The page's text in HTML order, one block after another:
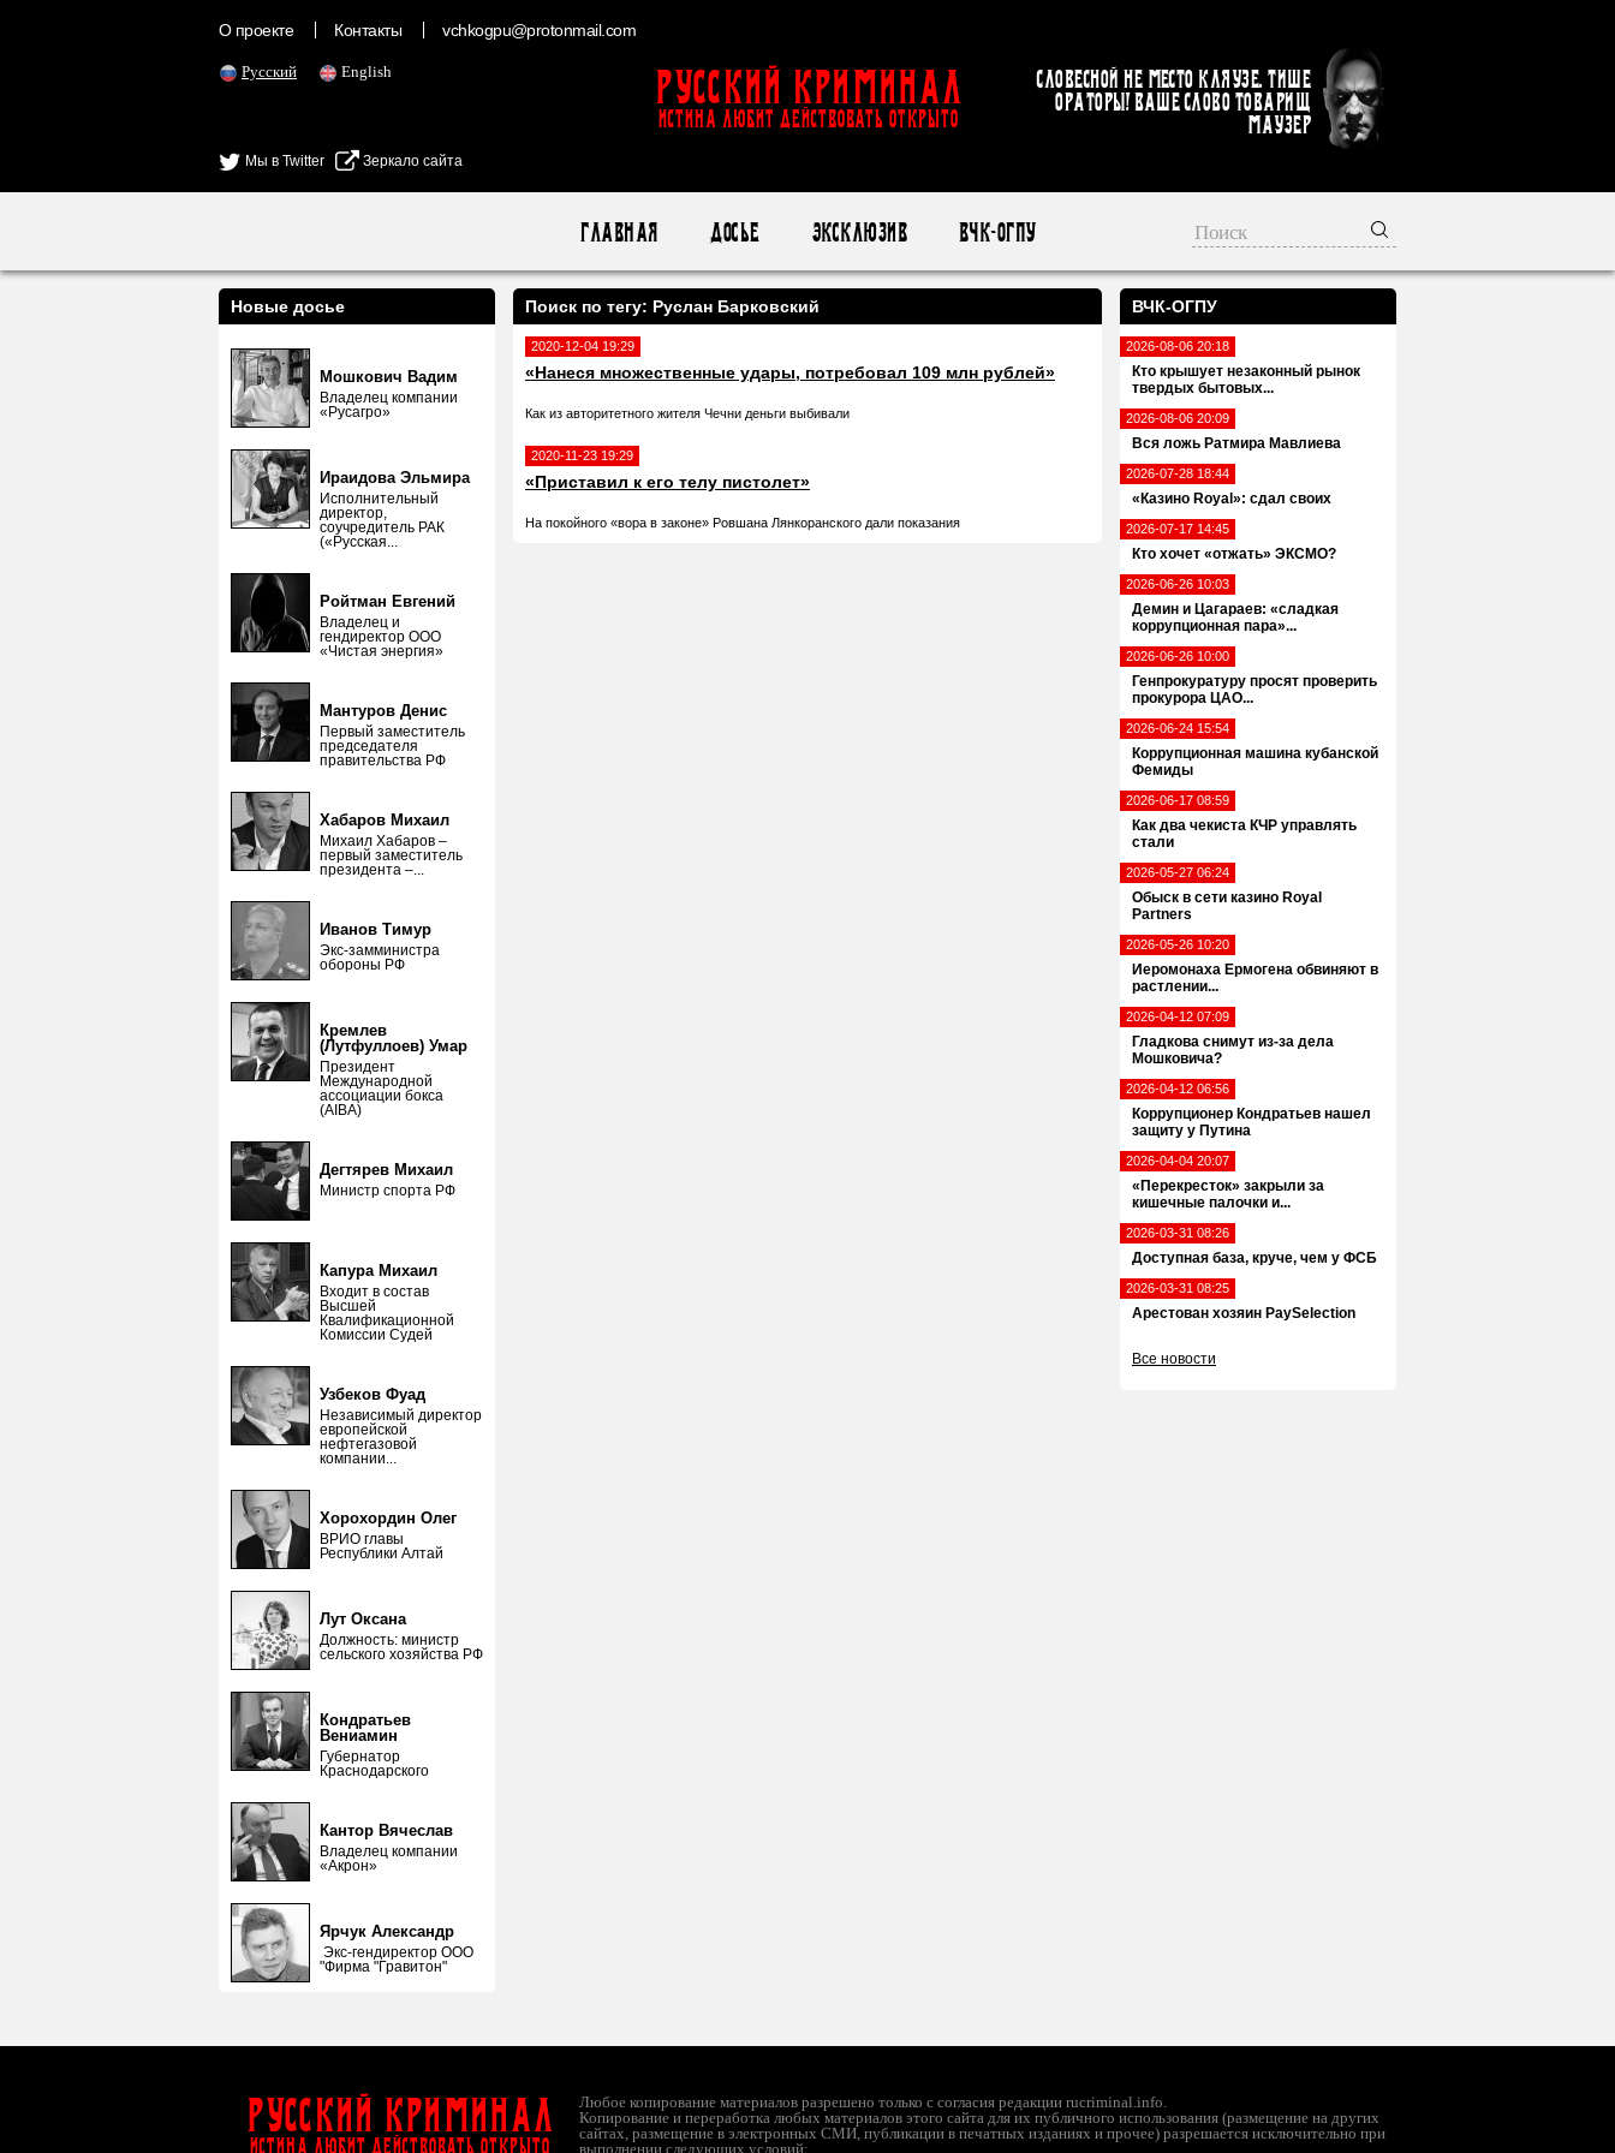
О проекте Контакты vchkogpu@protonmail.com
Русский English
Мы в Twitter Зеркало сайта
Русский Криминал
ИСТИНА ЛЮБИТ ДЕЙСТВОВАТЬ ОТКРЫТО
Словесной не место кляузе. Тише
ораторы! Ваше слово товарищ
Маузер
Главная Досье Эксклюзив ВЧК-ОГПУ
ВЧК-ОГПУ
2026-08-06 20:18
Кто крышует незаконный рынок
твердых бытовых...
2026-08-06 20:09
Вся ложь Ратмира Мавлиева
2026-07-28 18:44
«Казино Royal»: сдал своих
2026-07-17 14:45
Кто хочет «отжать» ЭКСМО?
2026-06-26 10:03
Демин и Цагараев: «сладкая
коррупционная пара»...
2026-06-26 10:00
Генпрокуратуру просят проверить
прокурора ЦАО...
2026-06-24 15:54
Коррупционная машина кубанской
Фемиды
2026-06-17 08:59
Как два чекиста КЧР управлять
стали
2026-05-27 06:24
Обыск в сети казино Royal
Partners
2026-05-26 10:20
Иеромонаха Ермогена обвиняют в
растлении...
2026-04-12 07:09
Гладкова снимут из-за дела
Мошковича?
2026-04-12 06:56
Коррупционер Кондратьев нашел
защиту у Путина
2026-04-04 20:07
«Перекресток» закрыли за
кишечные палочки и...
2026-03-31 08:26
Доступная база, круче, чем у ФСБ
2026-03-31 08:25
Арестован хозяин PaySelection
Все новости
Новые досье
Мошкович Вадим
Владелец компании
«Русагро»
Ираидова Эльмира
Исполнительный
директор,
соучредитель РАК
(«Русская...
Ройтман Евгений
Владелец и
гендиректор ООО
«Чистая энергия»
Мантуров Денис
Первый заместитель
председателя
правительства РФ
Хабаров Михаил
Михаил Хабаров –
первый заместитель
президента –...
Иванов Тимур
Экс-замминистра
обороны РФ
Кремлев
(Лутфуллоев) Умар
Президент
Международной
ассоциации бокса
(AIBA)
Дегтярев Михаил
Министр спорта РФ
Капура Михаил
Входит в состав
Высшей
Квалификационной
Комиссии Судей
Узбеков Фуад
Независимый директор
европейской
нефтегазовой
компании...
Хорохордин Олег
ВРИО главы
Республики Алтай
Лут Оксана
Должность: министр
сельского хозяйства РФ
Кондратьев
Вениамин
Губернатор
Краснодарского
Кантор Вячеслав
Владелец компании
«Акрон»
Ярчук Александр
Экс-гендиректор ООО
"Фирма "Гравитон"
Поиск по тегу: Руслан Барковский
2020-12-04 19:29
«Нанеся множественные удары, потребовал 109 млн рублей»
Как из авторитетного жителя Чечни деньги выбивали
2020-11-23 19:29
«Приставил к его телу пистолет»
На покойного «вора в законе» Ровшана Лянкоранского дали показания
Русский Криминал
ИСТИНА ЛЮБИТ ДЕЙСТВОВАТЬ ОТКРЫТО
Любое копирование материалов разрешено только с согласия редакции rucriminal.info.
Копирование и переработка любых материалов этого сайта для их публичного использования (размещение на других
сайтах, размещение в электронных СМИ, публикации в печатных изданиях и прочее) разрешается исключительно при
выполнении следующих условий: